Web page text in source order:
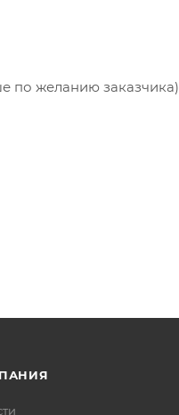
по желанию заказчика)